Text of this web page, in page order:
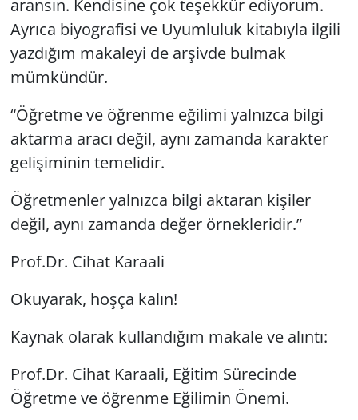
aransın. Kendisine çok teşekkür ediyorum.
Ayrıca biyografisi ve Uyumluluk kitabıyla ilgili
yazdığım makaleyi de arşivde bulmak
mümkündür.
“Öğretme ve öğrenme eğilimi yalnızca bilgi
aktarma aracı değil, aynı zamanda karakter
gelişiminin temelidir.
Öğretmenler yalnızca bilgi aktaran kişiler
değil, aynı zamanda değer örnekleridir.”
Prof.Dr. Cihat Karaali
Okuyarak, hoşça kalın!
Kaynak olarak kullandığım makale ve alıntı:
Prof.Dr. Cihat Karaali, Eğitim Sürecinde
Öğretme ve öğrenme Eğilimin Önemi.